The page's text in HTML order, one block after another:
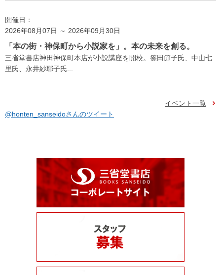
開催日：
2026年08月07日 ～ 2026年09月30日
「本の街・神保町から小説家を」。本の未来を創る。
三省堂書店神田神保町本店が小説講座を開校。篠田節子氏、中山七
里氏、永井紗耶子氏...
イベント一覧
@honten_sanseidoさんのツイート